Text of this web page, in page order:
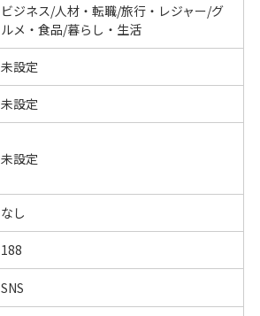
ビジネス/人材・転職/旅行・レジャー/グ
ルメ・食品/暮らし・生活
未設定
未設定
未設定
なし
188
SNS